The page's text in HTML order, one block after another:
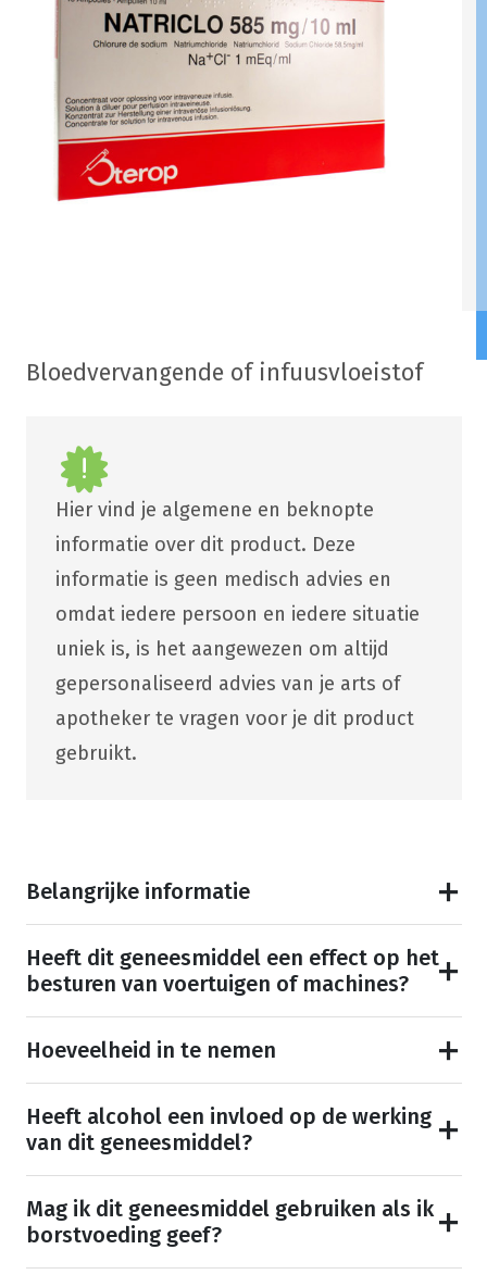
Bloedvervangende of infuusvloeistof
Hier vind je algemene en beknopte
informatie over dit product. Deze
informatie is geen medisch advies en
omdat iedere persoon en iedere situatie
uniek is, is het aangewezen om altijd
gepersonaliseerd advies van je arts of
apotheker te vragen voor je dit product
gebruikt.
Belangrijke informatie
Heeft dit geneesmiddel een effect op het
besturen van voertuigen of machines?
Hoeveelheid in te nemen
Heeft alcohol een invloed op de werking
van dit geneesmiddel?
Mag ik dit geneesmiddel gebruiken als ik
borstvoeding geef?